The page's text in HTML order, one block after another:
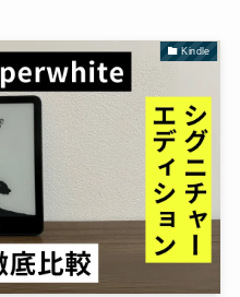
Kindle